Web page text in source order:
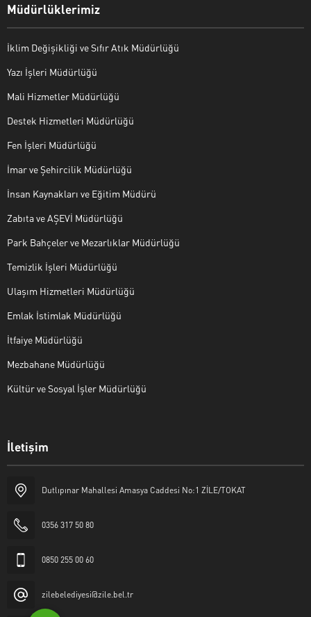
Müdürlüklerimiz
İklim Değişikliği ve Sıfır Atık Müdürlüğü
Yazı İşleri Müdürlüğü
Mali Hizmetler Müdürlüğü
Destek Hizmetleri Müdürlüğü
Fen İşleri Müdürlüğü
İmar ve Şehircilik Müdürlüğü
İnsan Kaynakları ve Eğitim Müdürü
Zabıta ve AŞEVİ Müdürlüğü
Park Bahçeler ve Mezarlıklar Müdürlüğü
Temizlik İşleri Müdürlüğü
Ulaşım Hizmetleri Müdürlüğü
Emlak İstimlak Müdürlüğü
İtfaiye Müdürlüğü
Mezbahane Müdürlüğü
Kültür ve Sosyal İşler Müdürlüğü
İletişim
Dutlıpınar Mahallesi Amasya Caddesi No:1 ZİLE/TOKAT
0356 317 50 80
0850 255 00 60
zilebelediyesi@zile.bel.tr